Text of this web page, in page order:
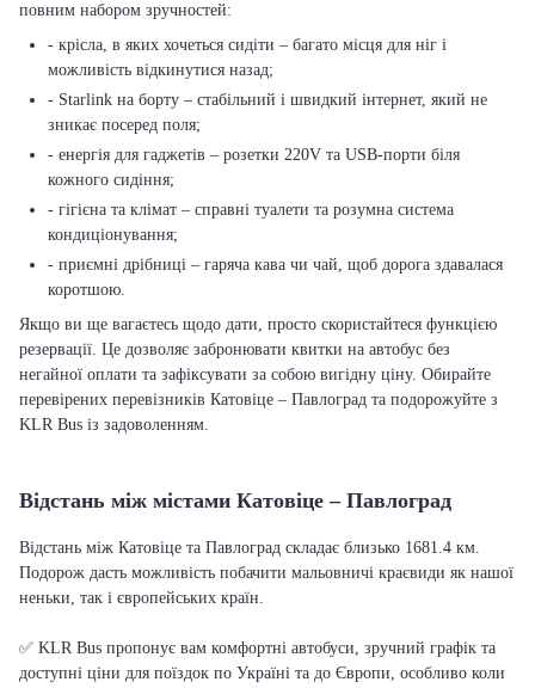
повним набором зручностей:
- крісла, в яких хочеться сидіти – багато місця для ніг і
можливість відкинутися назад;
- Starlink на борту – стабільний і швидкий інтернет, який не
зникає посеред поля;
- енергія для гаджетів – розетки 220V та USB-порти біля
кожного сидіння;
- гігієна та клімат – справні туалети та розумна система
кондиціонування;
- приємні дрібниці – гаряча кава чи чай, щоб дорога здавалася
коротшою.
Якщо ви ще вагаєтесь щодо дати, просто скористайтеся функцією
резервації. Це дозволяє забронювати квитки на автобус без
негайної оплати та зафіксувати за собою вигідну ціну. Обирайте
перевірених перевізників Катовіце – Павлоград та подорожуйте з
KLR Bus із задоволенням.
Відстань між містами Катовіце – Павлоград
Відстань між Катовіце та Павлоград складає близько 1681.4 км.
Подорож дасть можливість побачити мальовничі краєвиди як нашої
неньки, так і європейських країн.
✅ KLR Bus пропонує вам комфортні автобуси, зручний графік та
доступні ціни для поїздок по Україні та до Європи, особливо коли